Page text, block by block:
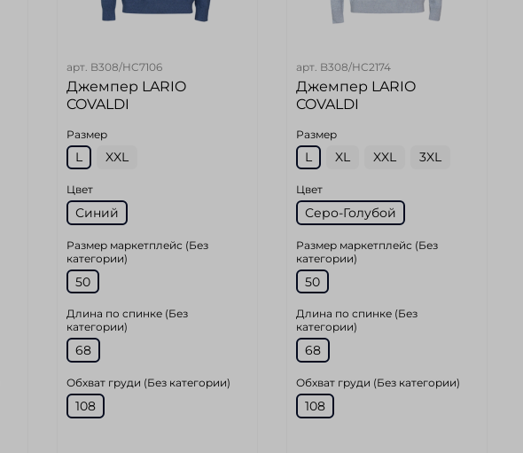
арт. B308/HC7106
Джемпер LARIO
COVALDI
Размер
L XXL
Цвет
Синий
Размер маркетплейс (Без
категории)
50
Длина по спинке (Без
категории)
68
Обхват груди (Без категории)
108
арт. B308/HC2174
Джемпер LARIO
COVALDI
Размер
L XL XXL 3XL
Цвет
Серо-Голубой
Размер маркетплейс (Без
категории)
50
Длина по спинке (Без
категории)
68
Обхват груди (Без категории)
108